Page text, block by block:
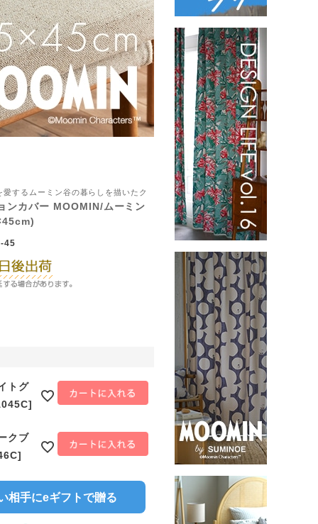
するムーミン谷の暮らしを描いたク
ンカバー MOOMIN/ムーミン
45
トグ
クブ
相手にeギフトで贈る